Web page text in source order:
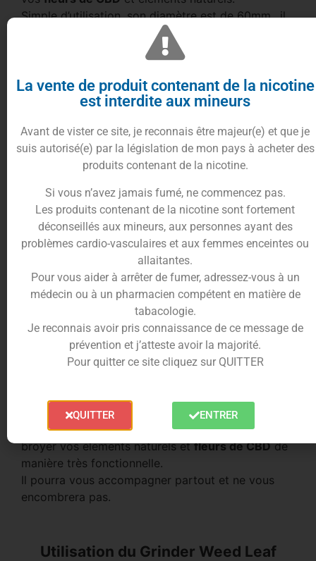
Simple d’utilisation, son diamètre est de 60mm., il
est conçu en Zinc.
avec ses feuilles de cannabis en relief sur tout le
pour les consommateurs defleurs de CBD.
LeGrinder Weed Leafpour moudre vosfleurs de
est également doté d’une grille à pollen. Ce
tamis fin octroie le passage des particules fines et
du pollen dégagés par votre plante émiettée.
Il vous permet donc de récupérer le pollen de vos
diverses composantes.
Très simple d’utilisation, il vous permettra donc de
broyer vos éléments naturels etfleurs de CBDde
manière très fonctionnelle.
Il pourra vous accompagner partout et ne vous
encombrera pas.
Utilisation du Grinder Weed Leaf
La vente de produit contenant de la nicotine
est interdite aux mineurs
Avant de vister ce site, je reconnais être majeur(e) et que je
suis autorisé(e) par la législation de mon pays à acheter des
produits contenant de la nicotine.
Si vous n’avez jamais fumé, ne commencez pas.
Les produits contenant de la nicotine sont fortement
déconseillés aux mineurs, aux personnes ayant des
problèmes cardio-vasculaires et aux femmes enceintes ou
allaitantes.
Pour vous aider à arrêter de fumer, adressez-vous à un
médecin ou à un pharmacien compétent en matière de
tabacologie.
Je reconnais avoir pris connaissance de ce message de
prévention et j’atteste avoir la majorité.
Pour quitter ce site cliquez sur QUITTER
QUITTER ENTRER